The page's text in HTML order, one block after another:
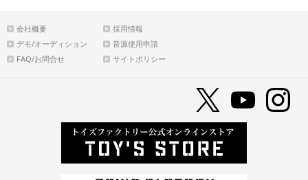
会社概要
採用情報
デモ/オーディション
音源使用申請
FAQ/お問合せ
サイトポリシー